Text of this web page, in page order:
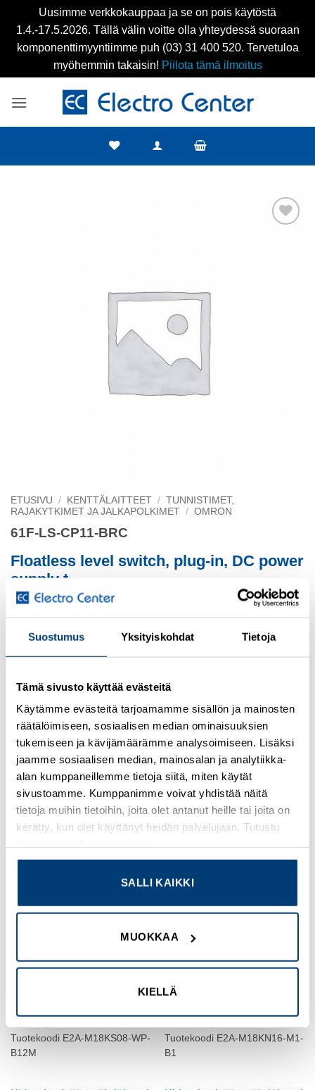
Suostumus Yksityiskohdat Tietoja
Tämä sivusto käyttää evästeitä
Käytämme evästeitä tarjoamamme sisällön ja mainosten
räätälöimiseen, sosiaalisen median ominaisuuksien
tukemiseen ja kävijämäärämme analysoimiseen. Lisäksi
jaamme sosiaalisen median, mainosalan ja analytiikka-
alan kumppaneillemme tietoja siitä, miten käytät
sivustoamme. Kumppanimme voivat yhdistää näitä
tietoja muihin tietoihin, joita olet antanut heille tai joita on
kerätty, kun olet käyttänyt heidän palvelujaan. Tutustu
SALLI KAIKKI
MUOKKAA
KIELLÄ
Uusimme verkkokauppaa ja se on pois käytöstä
1.4.-17.5.2026. Tällä välin voitte olla yhteydessä suoraan
komponenttimyyntiimme puh (03) 31 400 520. Tervetuloa
myöhemmin takaisin! Piilota tämä ilmoitus
ETUSIVU / KENTTÄLAITTEET / TUNNISTIMET,
RAJAKYTKIMET JA JALKAPOLKIMET / OMRON
61F-LS-CP11-BRC
Floatless level switch, plug-in, DC power
supply t
type, 11 pins, relay output, 24 VDC, adjustable se
Kirjaudu sisään nähdäksesi hinnat ja käyttääksesi
verkkokauppaa
Osasto: Omron
TUTUSTU MYÖS
Add to
Tuotekoodi E2A-M18KS08-WP-
B12M
OMRON
Tuotekoodi E2A-M18KN16-M1-
B1